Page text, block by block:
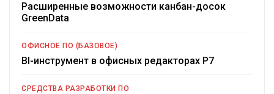
Расширенные возможности канбан-досок
GreenData
ОФИСНОЕ ПО (БАЗОВОЕ)
BI-инструмент в офисных редакторах Р7
СРЕДСТВА РАЗРАБОТКИ ПО